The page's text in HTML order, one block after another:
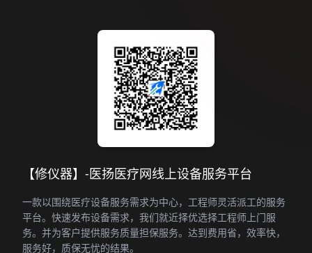
【修仪器】-医扬医疗网线上设备服务平台
一款以围绕医疗设备服务需求为中心，工程师灵活派工的服务
平台。快速发布设备需求，我们就近择优选择工程师上门服
务。并为客户提供服务质量担保服务。达到费用省，效率快，
服务好，质保无忧的结果。